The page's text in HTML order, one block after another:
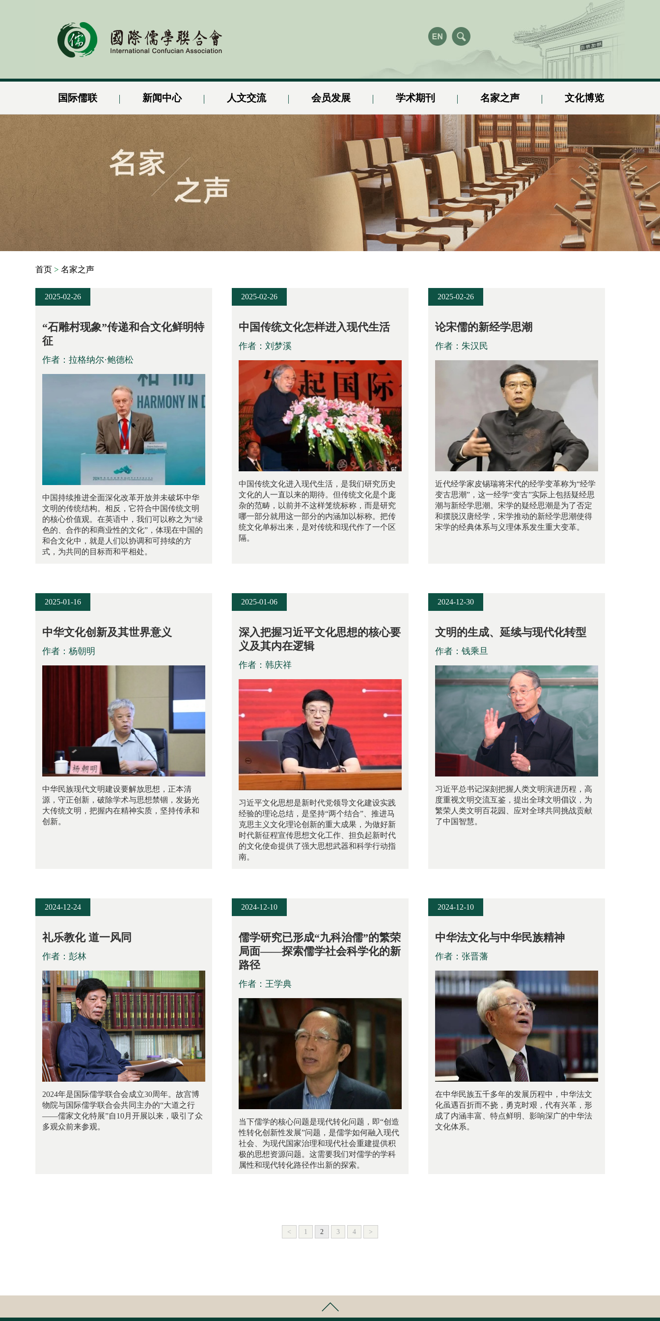
国际儒联 新闻中心 人文交流 会员发展 学术期刊 名家之声 文化博览
首页 > 名家之声
2025-02-26
“石雕村现象”传递和合文化鲜明特
征
作者：拉格纳尔·鲍德松
中国持续推进全面深化改革开放并未破坏中华
文明的传统结构。相反，它符合中国传统文明
的核心价值观。在英语中，我们可以称之为“绿
色的、合作的和商业性的文化”，体现在中国的
和合文化中，就是人们以协调和可持续的方
式，为共同的目标而和平相处。
2025-02-26
中国传统文化怎样进入现代生活
作者：刘梦溪
中国传统文化进入现代生活，是我们研究历史
文化的人一直以来的期待。但传统文化是个庞
杂的范畴，以前并不这样笼统标称，而是研究
哪一部分就用这一部分的内涵加以标称。把传
统文化单标出来，是对传统和现代作了一个区
隔。
2025-02-26
论宋儒的新经学思潮
作者：朱汉民
近代经学家皮锡瑞将宋代的经学变革称为“经学
变古思潮”，这一经学“变古”实际上包括疑经思
潮与新经学思潮。宋学的疑经思潮是为了否定
和摆脱汉唐经学，宋学推动的新经学思潮使得
宋学的经典体系与义理体系发生重大变革。
2025-01-16
中华文化创新及其世界意义
作者：杨朝明
中华民族现代文明建设要解放思想，正本清
源，守正创新，破除学术与思想禁锢，发扬光
大传统文明，把握内在精神实质，坚持传承和
创新。
2025-01-06
深入把握习近平文化思想的核心要
义及其内在逻辑
作者：韩庆祥
习近平文化思想是新时代党领导文化建设实践
经验的理论总结，是坚持“两个结合”、推进马
克思主义文化理论创新的重大成果，为做好新
时代新征程宣传思想文化工作、担负起新时代
的文化使命提供了强大思想武器和科学行动指
南。
2024-12-30
文明的生成、延续与现代化转型
作者：钱乘旦
习近平总书记深刻把握人类文明演进历程，高
度重视文明交流互鉴，提出全球文明倡议，为
繁荣人类文明百花园、应对全球共同挑战贡献
了中国智慧。
2024-12-24
礼乐教化 道一风同
作者：彭林
2024年是国际儒学联合会成立30周年。故宫博
物院与国际儒学联合会共同主办的“大道之行
——儒家文化特展”自10月开展以来，吸引了众
多观众前来参观。
2024-12-10
儒学研究已形成“九科治儒”的繁荣
局面——探索儒学社会科学化的新
路径
作者：王学典
当下儒学的核心问题是现代转化问题，即“创造
性转化创新性发展”问题，是儒学如何融入现代
社会、为现代国家治理和现代社会重建提供积
极的思想资源问题。这需要我们对儒学的学科
属性和现代转化路径作出新的探索。
2024-12-10
中华法文化与中华民族精神
作者：张晋藩
在中华民族五千多年的发展历程中，中华法文
化虽遇百折而不挠，勇克时艰，代有兴革，形
成了内涵丰富、特点鲜明、影响深广的中华法
文化体系。
< 1 2 3 4 >